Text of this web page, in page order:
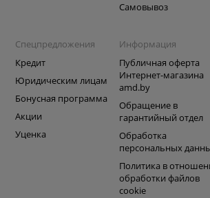
Самовывоз
Спецпредложения
Кредит
Юридическим лицам
Бонусная программа
Акции
Уценка
Информация
Публичная оферта
Интернет-магазина
amd.by
Обращение в
гарантийный отдел
Обработка
персональных
Политика в
обработки файлов
cookie